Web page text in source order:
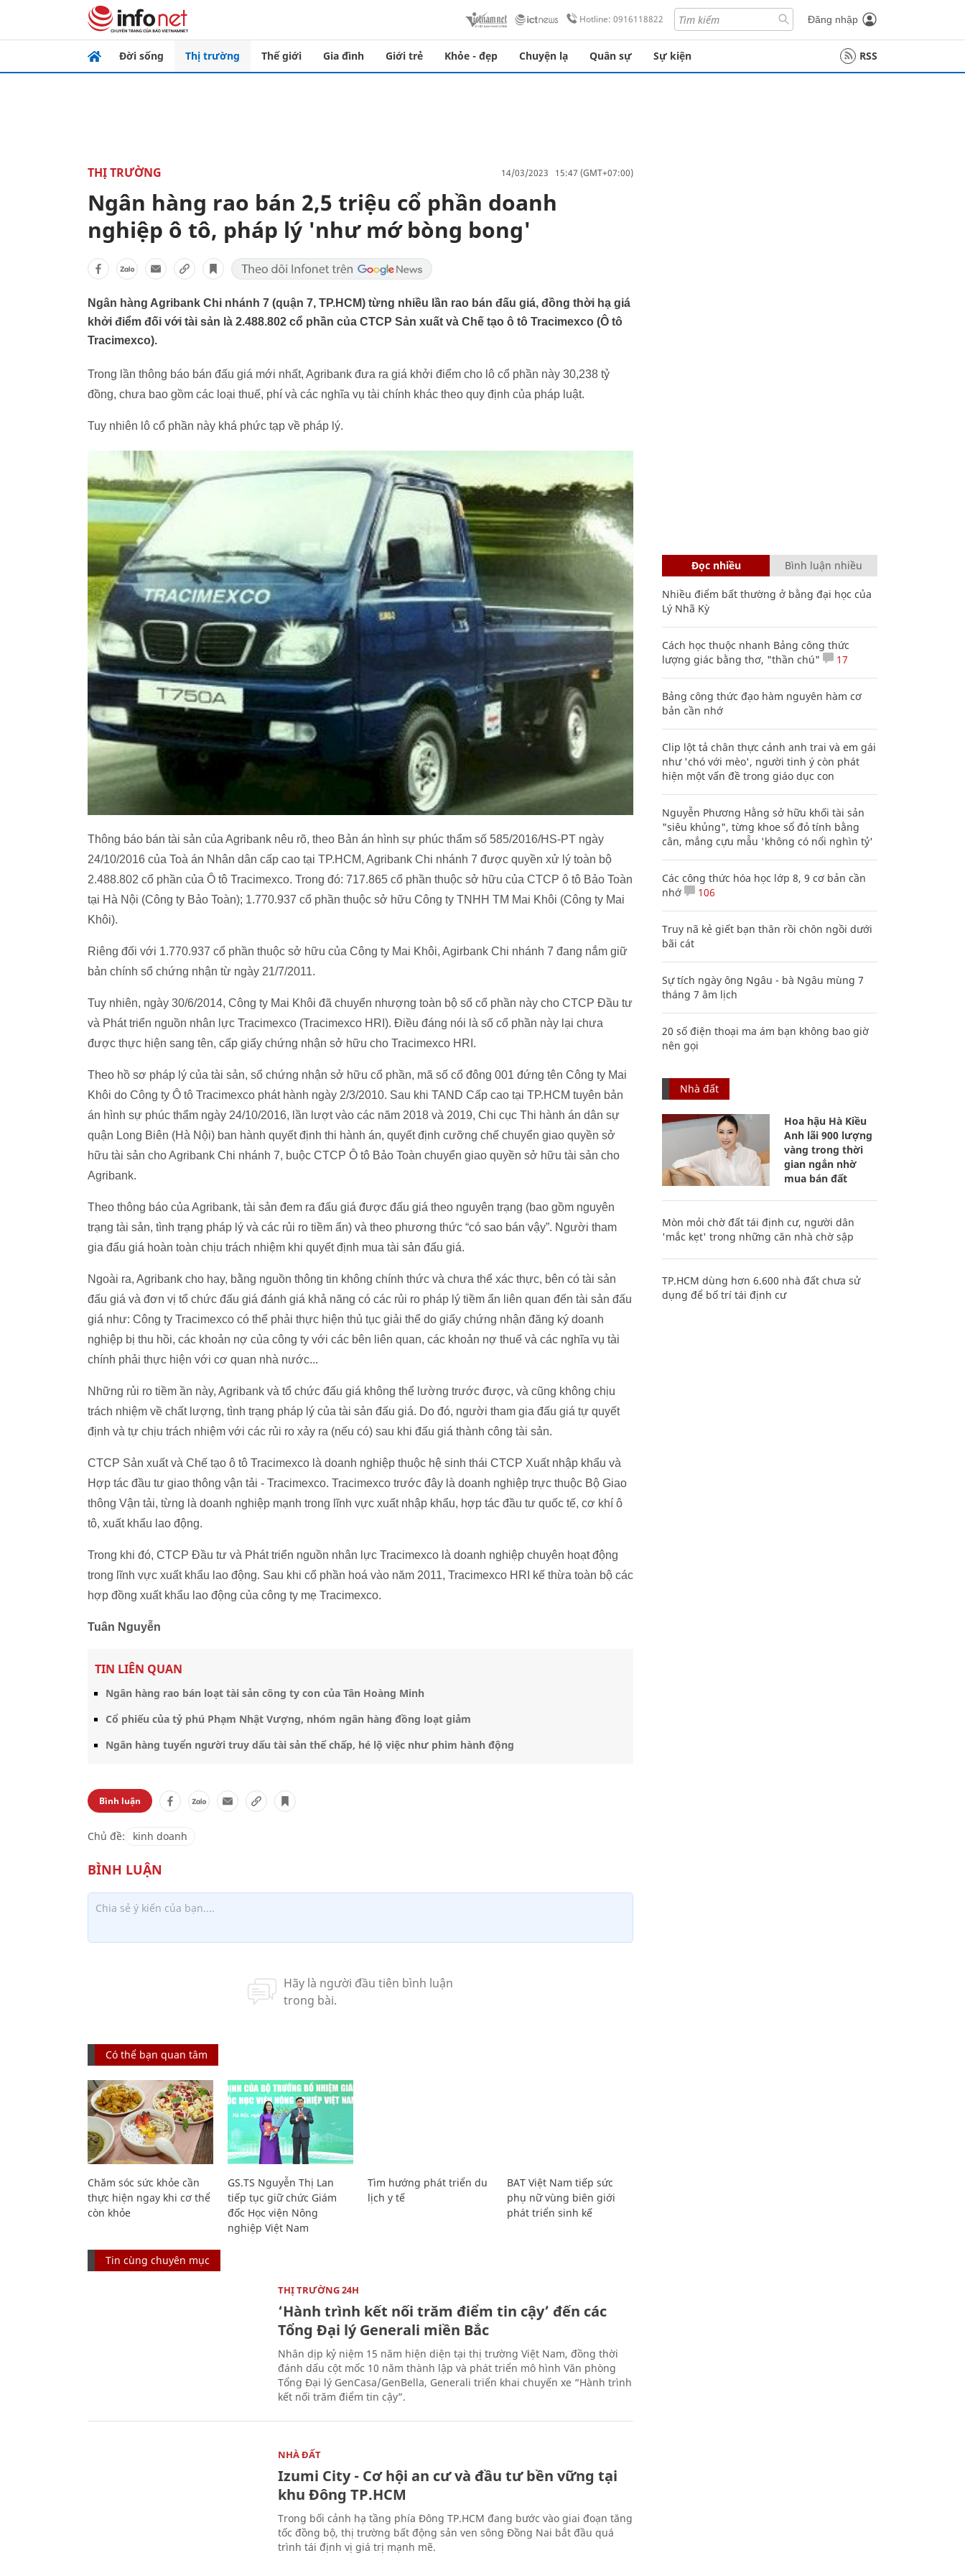
Hotline: 0916118822 Đăng nhập
Đời sống Thị trường Thế giới Gia đình Giới trẻ Khỏe - đẹp Chuyện lạ Quân sự Sự kiện RSS
THỊ TRƯỜNG 14/03/2023 15:47 (GMT+07:00)
Ngân hàng rao bán 2,5 triệu cổ phần doanh
nghiệp ô tô, pháp lý 'như mớ bòng bong'
Ngân hàng Agribank Chi nhánh 7 (quận 7, TP.HCM) từng nhiều lần rao bán đấu giá, đồng thời hạ giá
khởi điểm đối với tài sản là 2.488.802 cổ phần của CTCP Sản xuất và Chế tạo ô tô Tracimexco (Ô tô
Tracimexco).
Trong lần thông báo bán đấu giá mới nhất, Agribank đưa ra giá khởi điểm cho lô cổ phần này 30,238 tỷ
đồng, chưa bao gồm các loại thuế, phí và các nghĩa vụ tài chính khác theo quy định của pháp luật.
Tuy nhiên lô cổ phần này khá phức tạp về pháp lý.
Thông báo bán tài sản của Agribank nêu rõ, theo Bản án hình sự phúc thẩm số 585/2016/HS-PT ngày
24/10/2016 của Toà án Nhân dân cấp cao tại TP.HCM, Agribank Chi nhánh 7 được quyền xử lý toàn bộ
2.488.802 cổ phần của Ô tô Tracimexco. Trong đó: 717.865 cổ phần thuộc sở hữu của CTCP ô tô Bảo Toàn
tại Hà Nội (Công ty Bảo Toàn); 1.770.937 cổ phần thuộc sở hữu Công ty TNHH TM Mai Khôi (Công ty Mai
Khôi).
Riêng đối với 1.770.937 cổ phần thuộc sở hữu của Công ty Mai Khôi, Agirbank Chi nhánh 7 đang nắm giữ
bản chính sổ chứng nhận từ ngày 21/7/2011.
Tuy nhiên, ngày 30/6/2014, Công ty Mai Khôi đã chuyển nhượng toàn bộ số cổ phần này cho CTCP Đầu tư
và Phát triển nguồn nhân lực Tracimexco (Tracimexco HRI). Điều đáng nói là số cổ phần này lại chưa
được thực hiện sang tên, cấp giấy chứng nhận sở hữu cho Tracimexco HRI.
Theo hồ sơ pháp lý của tài sản, sổ chứng nhận sở hữu cổ phần, mã số cổ đông 001 đứng tên Công ty Mai
Khôi do Công ty Ô tô Tracimexco phát hành ngày 2/3/2010. Sau khi TAND Cấp cao tại TP.HCM tuyên bản
án hình sự phúc thẩm ngày 24/10/2016, lần lượt vào các năm 2018 và 2019, Chi cục Thi hành án dân sự
quận Long Biên (Hà Nội) ban hành quyết định thi hành án, quyết định cưỡng chế chuyển giao quyền sở
hữu tài sản cho Agribank Chi nhánh 7, buộc CTCP Ô tô Bảo Toàn chuyển giao quyền sở hữu tài sản cho
Agribank.
Theo thông báo của Agribank, tài sản đem ra đấu giá được đấu giá theo nguyên trạng (bao gồm nguyên
trạng tài sản, tình trạng pháp lý và các rủi ro tiềm ẩn) và theo phương thức “có sao bán vậy”. Người tham
gia đấu giá hoàn toàn chịu trách nhiệm khi quyết định mua tài sản đấu giá.
Ngoài ra, Agribank cho hay, bằng nguồn thông tin không chính thức và chưa thể xác thực, bên có tài sản
đấu giá và đơn vị tổ chức đấu giá đánh giá khả năng có các rủi ro pháp lý tiềm ẩn liên quan đến tài sản đấu
giá như: Công ty Tracimexco có thể phải thực hiện thủ tục giải thể do giấy chứng nhận đăng ký doanh
nghiệp bị thu hồi, các khoản nợ của công ty với các bên liên quan, các khoản nợ thuế và các nghĩa vụ tài
chính phải thực hiện với cơ quan nhà nước...
Những rủi ro tiềm ần này, Agribank và tổ chức đấu giá không thể lường trước được, và cũng không chịu
trách nhiệm về chất lượng, tình trạng pháp lý của tài sản đấu giá. Do đó, người tham gia đấu giá tự quyết
định và tự chịu trách nhiệm với các rủi ro xảy ra (nếu có) sau khi đấu giá thành công tài sản.
CTCP Sản xuất và Chế tạo ô tô Tracimexco là doanh nghiệp thuộc hệ sinh thái CTCP Xuất nhập khẩu và
Hợp tác đầu tư giao thông vận tải - Tracimexco. Tracimexco trước đây là doanh nghiệp trực thuộc Bộ Giao
thông Vận tải, từng là doanh nghiệp mạnh trong lĩnh vực xuất nhập khẩu, hợp tác đầu tư quốc tế, cơ khí ô
tô, xuất khẩu lao động.
Trong khi đó, CTCP Đầu tư và Phát triển nguồn nhân lực Tracimexco là doanh nghiệp chuyên hoạt động
trong lĩnh vực xuất khẩu lao động. Sau khi cổ phần hoá vào năm 2011, Tracimexco HRI kế thừa toàn bộ các
hợp đồng xuất khẩu lao động của công ty mẹ Tracimexco.
Tuân Nguyễn
TIN LIÊN QUAN
Ngân hàng rao bán loạt tài sản công ty con của Tân Hoàng Minh
Cổ phiếu của tỷ phú Phạm Nhật Vượng, nhóm ngân hàng đồng loạt giảm
Ngân hàng tuyển người truy dấu tài sản thế chấp, hé lộ việc như phim hành động
Bình luận
Chủ đề: kinh doanh
Có thể bạn quan tâm
Chăm sóc sức khỏe cần
thực hiện ngay khi cơ thể
còn khỏe
GS.TS Nguyễn Thị Lan
tiếp tục giữ chức Giám
đốc Học viện Nông
nghiệp Việt Nam
Tìm hướng phát triển du
lịch y tế
BAT Việt Nam tiếp sức
phụ nữ vùng biên giới
phát triển sinh kế
Tin cùng chuyên mục
THỊ TRƯỜNG 24H
‘Hành trình kết nối trăm điểm tin cậy’ đến các
Tổng Đại lý Generali miền Bắc
Nhân dịp kỷ niệm 15 năm hiện diện tại thị trường Việt Nam, đồng thời
đánh dấu cột mốc 10 năm thành lập và phát triển mô hình Văn phòng
Tổng Đại lý GenCasa/GenBella, Generali triển khai chuyến xe “Hành trình
kết nối trăm điểm tin cậy”.
NHÀ ĐẤT
Izumi City - Cơ hội an cư và đầu tư bền vững tại
khu Đông TP.HCM
Trong bối cảnh hạ tầng phía Đông TP.HCM đang bước vào giai đoạn tăng
tốc đồng bộ, thị trường bất động sản ven sông Đồng Nai bắt đầu quá
trình tái định vị giá trị mạnh mẽ.
Đọc nhiều Bình luận nhiều
Nhiều điểm bất thường ở bằng đại học của
Lý Nhã Kỳ
Cách học thuộc nhanh Bảng công thức
lượng giác bằng thơ, "thần chú"
17
Bảng công thức đạo hàm nguyên hàm cơ
bản cần nhớ
Clip lột tả chân thực cảnh anh trai và em gái
như 'chó với mèo', người tinh ý còn phát
hiện một vấn đề trong giáo dục con
Nguyễn Phương Hằng sở hữu khối tài sản
"siêu khủng", từng khoe sổ đỏ tính bằng
cân, mắng cựu mẫu 'không có nổi nghìn tỷ'
Các công thức hóa học lớp 8, 9 cơ bản cần
nhớ
106
Truy nã kẻ giết bạn thân rồi chôn ngồi dưới
bãi cát
Sự tích ngày ông Ngâu - bà Ngâu mùng 7
tháng 7 âm lịch
20 số điện thoại ma ám bạn không bao giờ
nên gọi
Nhà đất
Hoa hậu Hà Kiều
Anh lãi 900 lượng
vàng trong thời
gian ngắn nhờ
mua bán đất
Mòn mỏi chờ đất tái định cư, người dân
'mắc kẹt' trong những căn nhà chờ sập
TP.HCM dùng hơn 6.600 nhà đất chưa sử
dụng để bố trí tái định cư